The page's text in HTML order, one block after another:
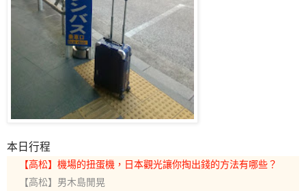
本日行程
【高松】機場的扭蛋機，日本觀光讓你掏出錢的方法有哪些？
【高松】男木島閒晃